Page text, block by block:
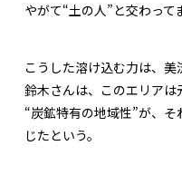
やがて“土の人”と交わって
こうした溶け込む力は、美
鈴木さんは、このエリア
“炭鉱特有の地域性”が、
じたという。